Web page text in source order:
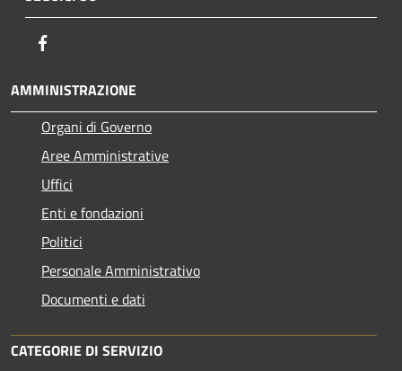
AMMINISTRAZIONE
Organi di Governo
Aree Amministrative
Uffici
Enti e fondazioni
Politici
Personale Amministrativo
Documenti e dati
CATEGORIE DI SERVIZIO